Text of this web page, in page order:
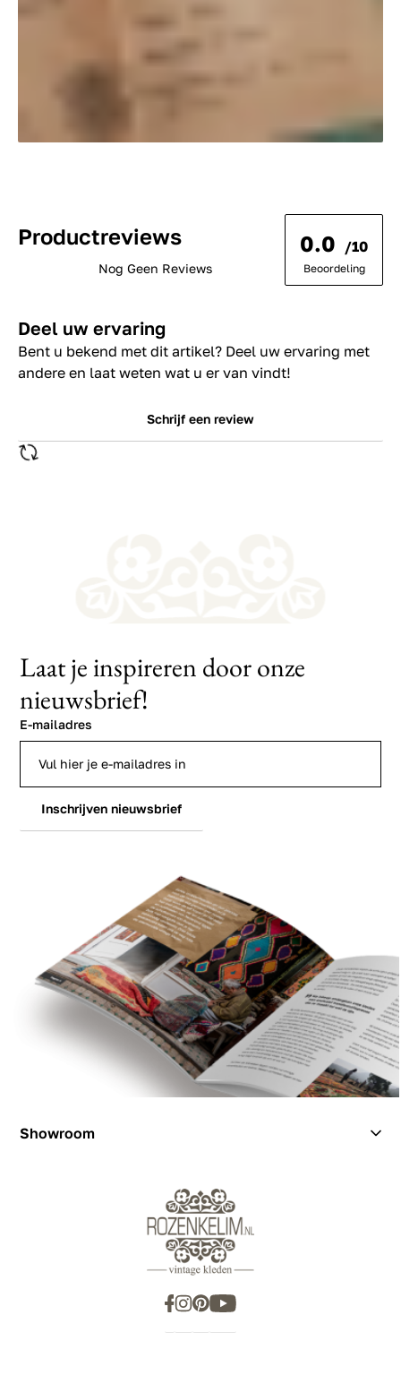
Productreviews
Nog Geen Reviews
0.0 /10
Beoordeling
Deel uw ervaring
Bent u bekend met dit artikel? Deel uw ervaring met
andere en laat weten wat u er van vindt!
Schrijf een review
Showroom
Laat je inspireren door onze
nieuwsbrief!
E-mailadres
Inschrijven nieuwsbrief